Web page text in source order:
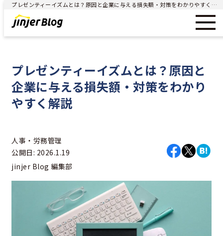
プレゼンティーイズムとは？原因と企業に与える損失額・対策をわかりやすく解説 - ジンジャー（jinjer）｜統合型人事システム
プレゼンティーイズムとは？原因と
企業に与える損失額・対策をわかり
やすく解説
人事・労務管理
公開日: 2026.1.19
jinjer Blog 編集部